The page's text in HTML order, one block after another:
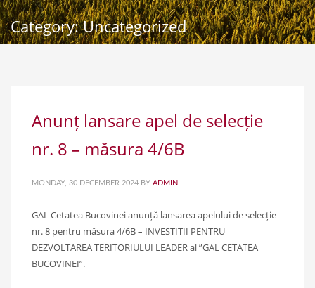
Category: Uncategorized
Anunț lansare apel de selecție
nr. 8 – măsura 4/6B
MONDAY, 30 DECEMBER 2024 BY ADMIN
GAL Cetatea Bucovinei anunță lansarea apelului de selecție
nr. 8 pentru măsura 4/6B – INVESTITII PENTRU
DEZVOLTAREA TERITORIULUI LEADER al ”GAL CETATEA
BUCOVINEI”.